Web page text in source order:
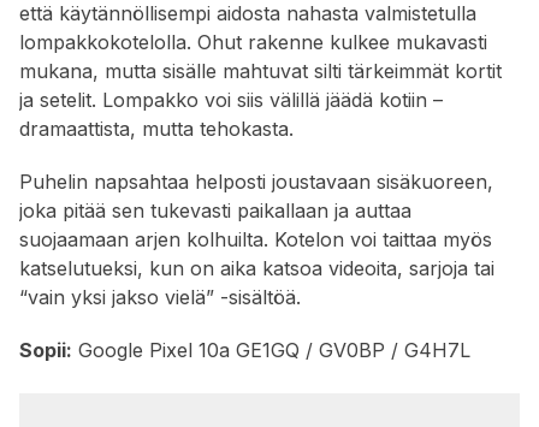
että käytännöllisempi aidosta nahasta valmistetulla
lompakkokotelolla. Ohut rakenne kulkee mukavasti
mukana, mutta sisälle mahtuvat silti tärkeimmät kortit
ja setelit. Lompakko voi siis välillä jäädä kotiin –
dramaattista, mutta tehokasta.
Puhelin napsahtaa helposti joustavaan sisäkuoreen,
joka pitää sen tukevasti paikallaan ja auttaa
suojaamaan arjen kolhuilta. Kotelon voi taittaa myös
katselutueksi, kun on aika katsoa videoita, sarjoja tai
“vain yksi jakso vielä” -sisältöä.
Sopii: Google Pixel 10a GE1GQ / GV0BP / G4H7L